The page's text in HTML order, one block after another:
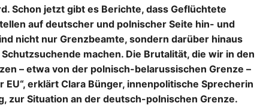
Schon jetzt gibt es Berichte, dass Geflüchtete
auf deutscher und polnischer Seite hin- und
nicht nur Grenzbeamte, sondern darüber hinaus
machen. Die Brutalität, die wir in den
– etwa von der polnisch-belarussischen Grenze –
erklärt Clara Bünger, innenpolitische Sprecherin
zur Situation an der deutsch-polnischen Grenze.